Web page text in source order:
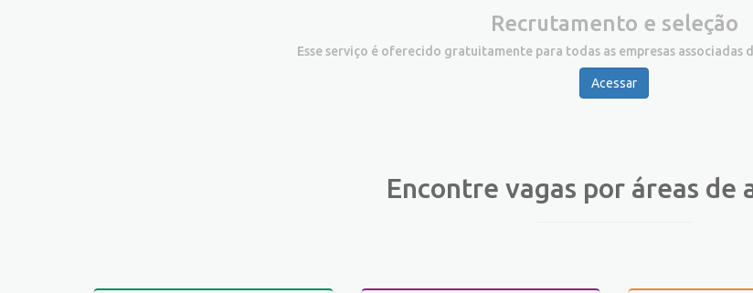
Recrutamento e seleção
Esse serviço é oferecido gratuitamente para todas as empresas associadas
Acessar
Encontre vagas por áreas de